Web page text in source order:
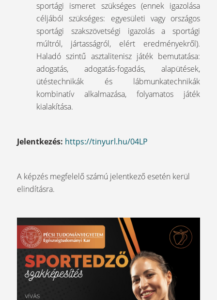
sportági ismeret szükséges (ennek igazolása
céljából szükséges: egyesületi vagy országos
sportági szakszövetségi igazolás a sportági
múltról, jártasságról, elért eredményekről).
Haladó szintű asztalitenisz játék bemutatása:
adogatás, adogatás-fogadás, alapütések,
ütéstechnikák és lábmunkatechnikák
kombinatív alkalmazása, folyamatos játék
kialakítása.
Jelentkezés: https://tinyurl.hu/04LP
A képzés megfelelő számú jelentkező esetén kerül
elindításra.